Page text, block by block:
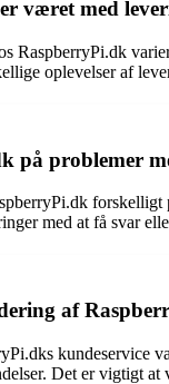
været med
RaspberryPi.dk
oplevelser af
på problemer
med at få svar
af
kundeservice
Det er vigtigt